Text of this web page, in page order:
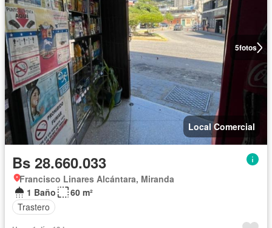
5fotos
Local Comercial
Bs 28.660.033
Francisco Linares Alcántara, Miranda
1 Baño
60 m²
Trastero